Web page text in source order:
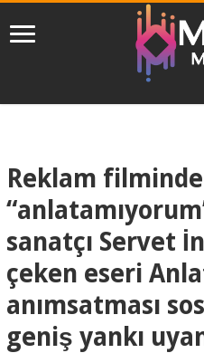
Reklam
sanatçı Servet
çeken eseri
anımsatması
geniş yankı